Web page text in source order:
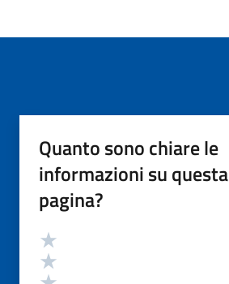
Quanto sono chiare le
informazioni su questa
pagina?
Valutazione